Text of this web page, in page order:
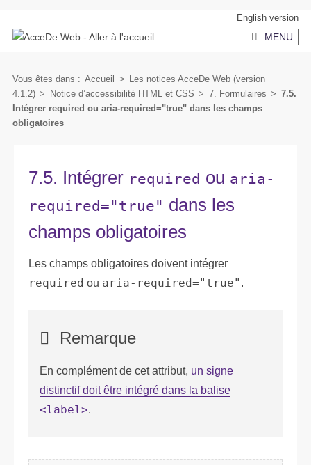
au
au
English version
MENU
Vous êtes dans : Accueil > Les notices AcceDe Web (version
4.1.2) > Notice d’accessibilité HTML et CSS > 7. Formulaires > 7.5.
Intégrer required ou aria-required="true" dans les champs
obligatoires
7.5. Intégrer required ou aria-
required="true" dans les
champs obligatoires
Les champs obligatoires doivent intégrer
required ou aria-required="true" .
Remarque
En complément de cet attribut, un signe
distinctif doit être intégré dans la balise
<label>.